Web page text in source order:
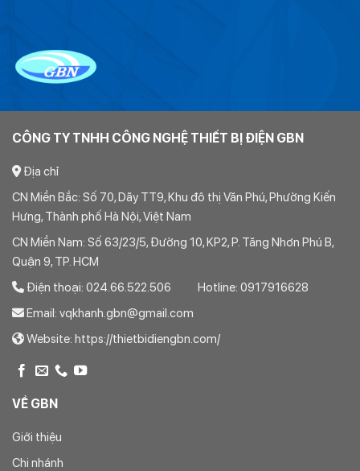
CÔNG TY TNHH CÔNG NGHỆ THIẾT BỊ ĐIỆN GBN
Địa chỉ
CN Miền Bắc: Số 70, Dãy TT9, Khu đô thị Văn Phú, Phường Kiến
Hưng, Thành phố Hà Nội, Việt Nam
CN Miền Nam: Số 63/23/5, Đường 10, KP2, P. Tăng Nhơn Phú B,
Quận 9, TP. HCM
Điện thoại: 024.66.522.506 Hotline: 0917916628
Email: vqkhanh.gbn@gmail.com
Website: https://thietbidiengbn.com/
VỀ GBN
Giới thiệu
Chi nhánh